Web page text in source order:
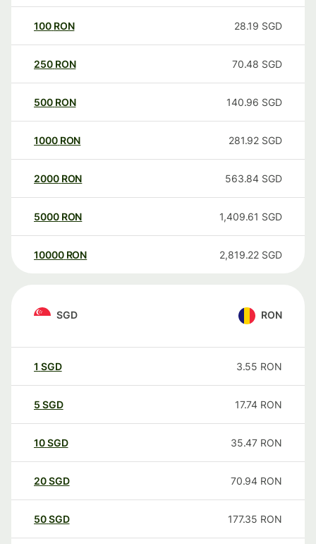
100 RON 28.19 SGD
250 RON 70.48 SGD
500 RON 140.96 SGD
1000 RON 281.92 SGD
2000 RON 563.84 SGD
5000 RON 1,409.61 SGD
10000 RON 2,819.22 SGD
SGD RON
1 SGD 3.55 RON
5 SGD 17.74 RON
10SGD 35.47 RON
20SGD 70.94 RON
50SGD 177.35 RON